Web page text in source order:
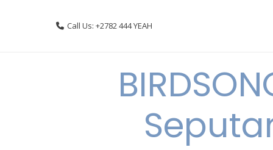
Call Us: +2782 444 YEAH